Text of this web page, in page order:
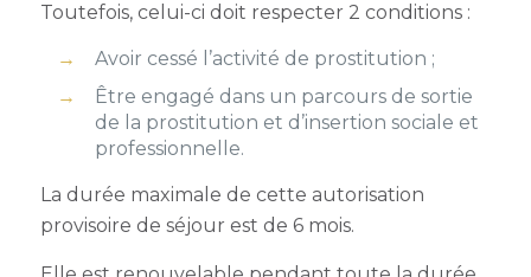
Toutefois, celui-ci doit respecter 2 conditions :
Avoir cessé l’activité de prostitution ;
Être engagé dans un parcours de sortie
de la prostitution et d’insertion sociale et
professionnelle.
La durée maximale de cette autorisation
provisoire de séjour est de 6 mois.